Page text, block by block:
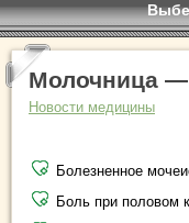
Молочница
Новости медицины
Болезненное
Боль при половом